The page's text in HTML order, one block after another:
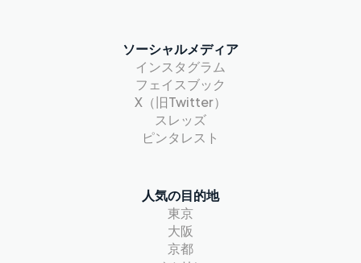
ソーシャルメディア
インスタグラム
フェイスブック
X（旧Twitter）
スレッズ
ピンタレスト
人気の目的地
東京
大阪
京都